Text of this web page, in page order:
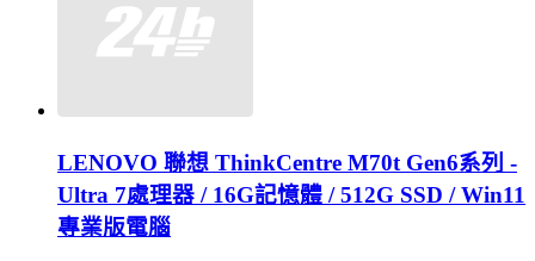
LENOVO 聯想 ThinkCentre M70t Gen6系列 -
Ultra 7處理器 / 16G記憶體 / 512G SSD / Win11
專業版電腦